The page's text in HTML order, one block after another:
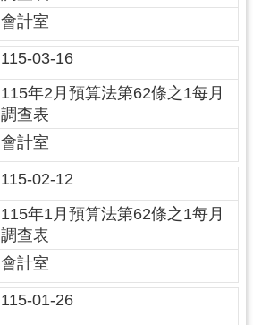
會計室
115-03-16
115年2月預算法第62條之1每月
調查表
會計室
115-02-12
115年1月預算法第62條之1每月
調查表
會計室
115-01-26